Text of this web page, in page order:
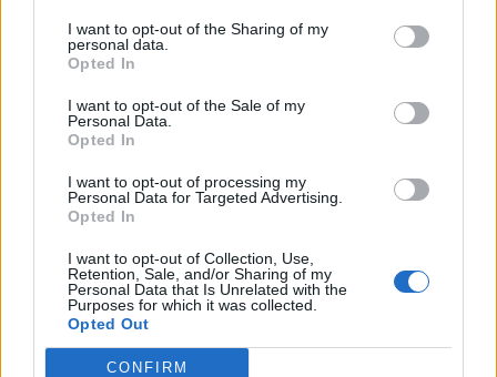
I want to opt-out of the Sharing of my
personal data.
Opted In
I want to opt-out of the Sale of my
Personal Data.
Opted In
I want to opt-out of processing my
Personal Data for Targeted Advertising.
Opted In
I want to opt-out of Collection, Use,
Retention, Sale, and/or Sharing of my
Personal Data that Is Unrelated with the
Purposes for which it was collected.
Opted Out
CONFIRM
Mondialul surprizelor lovește din nou: Belgia
– Maroc 0-2! Record istoric: niciodată Asia și
Africa n-au șifonat atât de tare Marile Puteri ale
fotbalului
- Advertisement -
TAGS Adrian Caciu China guvern propagandă PSD